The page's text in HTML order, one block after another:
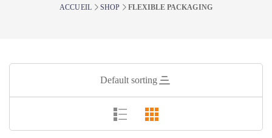
ACCUEIL SHOP FLEXIBLE PACKAGING
Default sorting